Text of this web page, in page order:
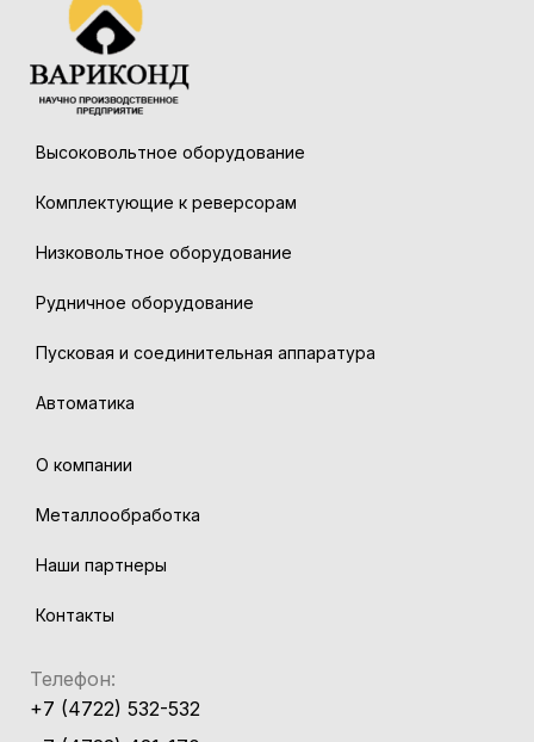
Высоковольтное оборудование
Комплектующие к реверсорам
Низковольтное оборудование
Рудничное оборудование
Пусковая и соединительная аппаратура
Автоматика
О компании
Металлообработка
Наши партнеры
Контакты
Телефон:
+7 (4722) 532-532